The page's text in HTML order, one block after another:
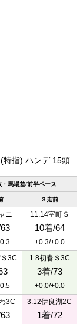
特指) ハンデ 15頭
馬場差/前半ペース
３走前
ニ 11.14室町Ｓ
10着/64
+0.3/+0.0
3C 1.8初春Ｓ3C
3着/73
+0.0/+0.0
3C 3.12伊良湖2C
1着/72